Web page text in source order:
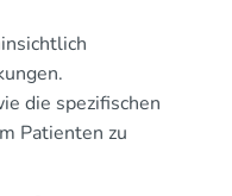
die spezifischen
Patienten zu